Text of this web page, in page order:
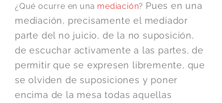
¿Qué ocurre en una mediación? Pues en una
mediación, precisamente el mediador
parte del no juicio, de la no suposición,
de escuchar activamente a las partes, de
permitir que se expresen libremente, que
se olviden de suposiciones y poner
encima de la mesa todas aquellas